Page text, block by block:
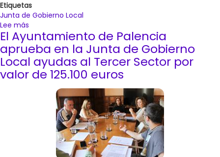
Etiquetas
Junta de Gobierno Local
Lee más
La
JGL
aprueba
por
un
convenio
El Ayuntamiento de Palencia
aprueba en la Junta de Gobierno
Local ayudas al Tercer Sector por
valor de 125.100 euros